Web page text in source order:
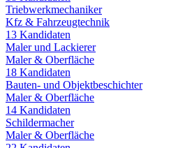
Triebwerkmechaniker
Kfz & Fahrzeugtechnik
13 Kandidaten
Maler und Lackierer
Maler & Oberfläche
18 Kandidaten
Bauten- und Objektbeschichter
Maler & Oberfläche
14 Kandidaten
Schildermacher
Maler & Oberfläche